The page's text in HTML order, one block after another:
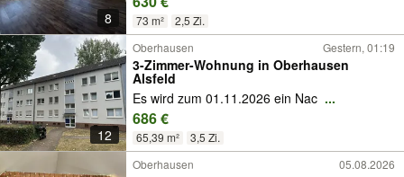
8 73 m² 2,5 Zi.
12
Oberhausen Gestern, 01:19
3-Zimmer-Wohnung in Oberhausen
Alsfeld
Es wird zum 01.11.2026 ein Nac ...
686 €
65,39 m²
3,5 Zi.
Oberhausen
05.08.2026